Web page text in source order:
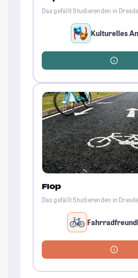
Das gefällt Studierenden in
Kulturelles
Flop
Das gefällt Studierenden in